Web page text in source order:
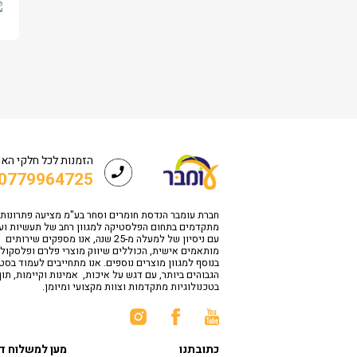
הזמנות לכל חלקי
חברת עומבר הנדסת חומרים וסחר בע"מ מציעה פתרונות
מתקדמים בתחום הפלסטיקה למגוון רחב של תעשיות
עם ניסיון של למעלה מ-25 שנה, אנו מספקים שירותים
מותאמים אישית, הכוללים שיווק מוצרי פלרם
בנוסף למגוון מוצרים נוספים. אנו מתחייבים לעמוד
הגבוהים ביותר, עם דגש על איכות, אמינות וקיימות,
בטכנולוגיות מתקדמות וצוות מקצועי ומיומן.
כתובתנו מען למשלוח